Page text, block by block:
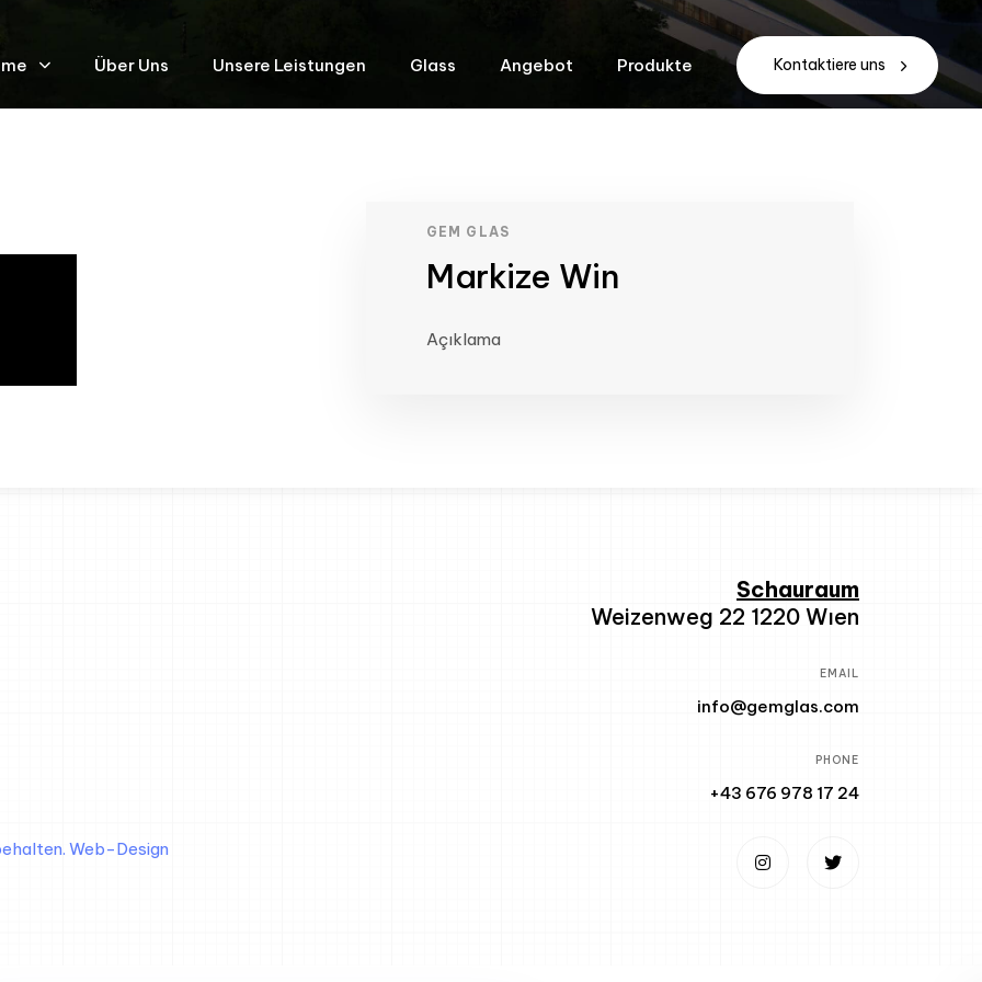
Über Uns Unsere Leistungen Glass Angebot Produkte Kontaktiere uns
GEM GLAS
Markize Win
Açıklama
Schauraum
Weizenweg 22 1220 Wıen
EMAIL
info@gemglas.com
PHONE
+43 676 978 17 24
Web-Design